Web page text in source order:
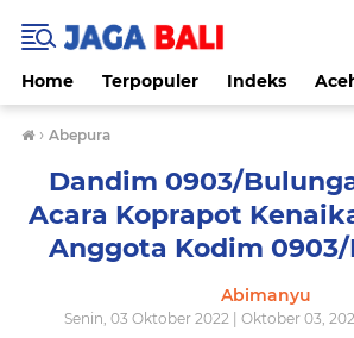
Home Terpopuler Indeks
› Abepura
Dandim 0903/
Acara Koprapot
Anggota Kodim
Abimanyu
Senin, 03 Oktober 2022 | Oktober 03,